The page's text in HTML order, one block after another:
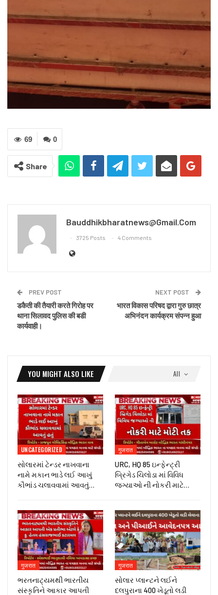
0
69
Share
Bauddhikbharatnews@gmail.com
3725 Posts 4 Comments
PREV POST
डकैती की तैयारी करते गिरोह पर
थाना सिलावद पुलिस की बडी
कार्यवाही।
NEXT POST
भारत विकास परिषद द्वारा गुरु छात्र
अभिनंदन कार्यक्रम संपन्न हुआ
All
YOU MIGHT ALSO LIKE
UNCATEGORIZED
સોલારમાં ટેન્ડર નાખવાના
નામે મકાન ભાડે લઈ આખું
કૌભાંડ ચલાવવામાં આવતું…
गुजरात
URC, HQ 85 ઇન્ફેન્ટ્રી
બ્રિગેડ ચિલોડા માં વિવિધ
જગ્યાઓ ની નોકરી માટે…
गुजरात
ભરતનાટ્યમથી ભારતીય
સંસ્કૃતિને આકાર આપતી
गुजरात
સોલાર પ્લાન્ટને લઈને
દલપુરાના 400 ખેડૂતો લડી